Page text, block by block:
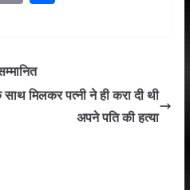
l
मिलकर पत्नी ने ही करा दी थी
अपने पति की हत्या